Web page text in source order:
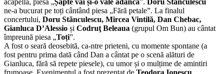
acapella, piesa „Șapte văi și-o vale adâncă”. Doru Stănculescu
ne-a bucurat pe toți cântând piesa „Fără petale”. La finalul
concertului, Doru Stănculescu, Mircea Vintilă, Dan Chebac,
Gianluca D’Alessio și Codruţ Beleaua (grupul Om Bun) au cântat
împreună piesa „Toți”.
A fost o seară deosebită, ca-ntre prieteni, cu momente spontane (a
fost pentru prima dată când Dan a cântat pe o scenă alături de
Gianluca, fără să repete piesele), cu umor și o mulțime de amintiri
frumoase. Evenimentul a fost prezentat de Teodora Ionescu.